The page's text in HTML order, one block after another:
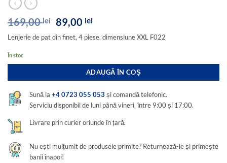
169,00lei
Prețul
inițial
a
169,00 lei.
89,00 leiPrețul
curent
este:
Lenjerie de pat din finet, 4 piese, dimensiune XXL F022
În stoc
ADAUGĂ ÎN COȘ
Sună la+4 0723 055 053 și comandă telefonic.
Serviciu disponibil de luni până vineri, între 9:00 și 17:00.
Livrare prin curier oriunde în țară.
Nu ești mulțumit de produsele primite? Returnează-le și primește
banii înapoi!